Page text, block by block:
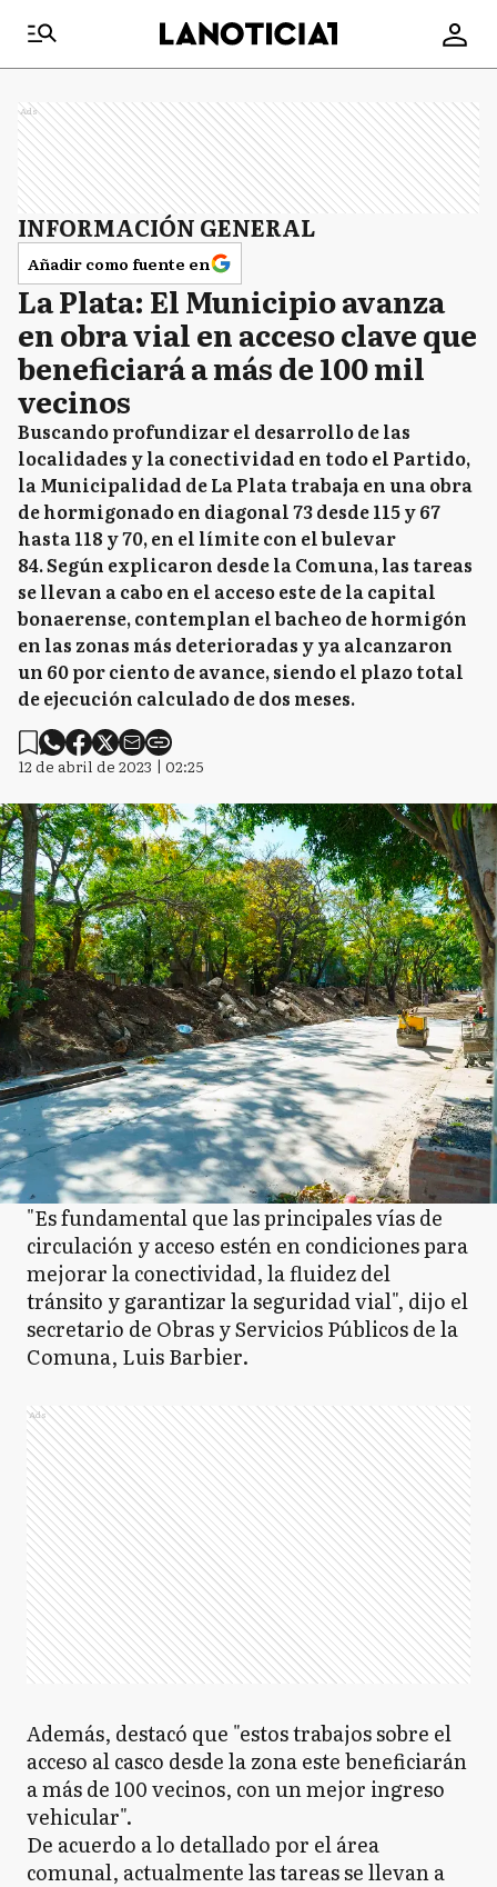
Ads
INFORMACIÓN GENERAL
Añadir como fuente en
La Plata: El Municipio avanza
en obra vial en acceso clave que
beneficiará a más de 100 mil
vecinos
Buscando profundizar el desarrollo de las
localidades y la conectividad en todo el Partido,
la Municipalidad de La Plata trabaja en una obra
de hormigonado en diagonal 73 desde 115 y 67
hasta 118 y 70, en el límite con el bulevar
84. Según explicaron desde la Comuna, las tareas
se llevan a cabo en el acceso este de la capital
bonaerense, contemplan el bacheo de hormigón
en las zonas más deterioradas y ya alcanzaron
un 60 por ciento de avance, siendo el plazo total
de ejecución calculado de dos meses.
12 de abril de 2023 | 02:25
"Es fundamental que las principales vías de
circulación y acceso estén en condiciones para
mejorar la conectividad, la fluidez del
tránsito y garantizar la seguridad vial", dijo el
secretario de Obras y Servicios Públicos de la
Comuna, Luis Barbier.
Ads
Además, destacó que "estos trabajos sobre el
acceso al casco desde la zona este beneficiarán
a más de 100 vecinos, con un mejor ingreso
vehicular".
De acuerdo a lo detallado por el área
comunal, actualmente las tareas se llevan a